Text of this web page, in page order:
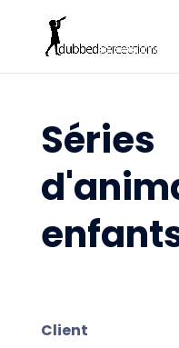
Séries
Client